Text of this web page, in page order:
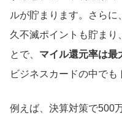
ルが貯まります。さら
久不滅ポイントも貯まり
とで、 マイル還元率は最
ビジネスカードの中でも
例えば、決算対策で500